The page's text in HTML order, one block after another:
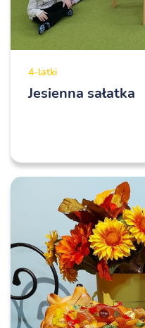
4-latki
Jesienna sałatka